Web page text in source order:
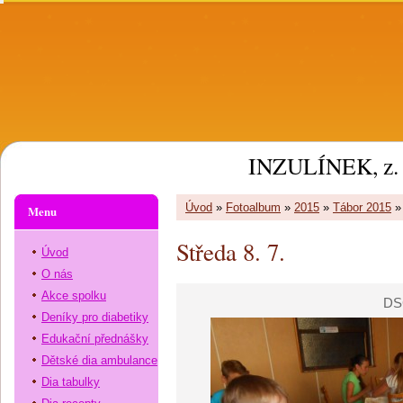
INZULÍNEK, z.
Úvod » Fotoalbum » 2015 » Tábor 2015
Středa 8. 7.
Menu
Úvod
O nás
Akce spolku
Deníky pro diabetiky
Edukační přednášky
Dětské dia ambulance
Dia tabulky